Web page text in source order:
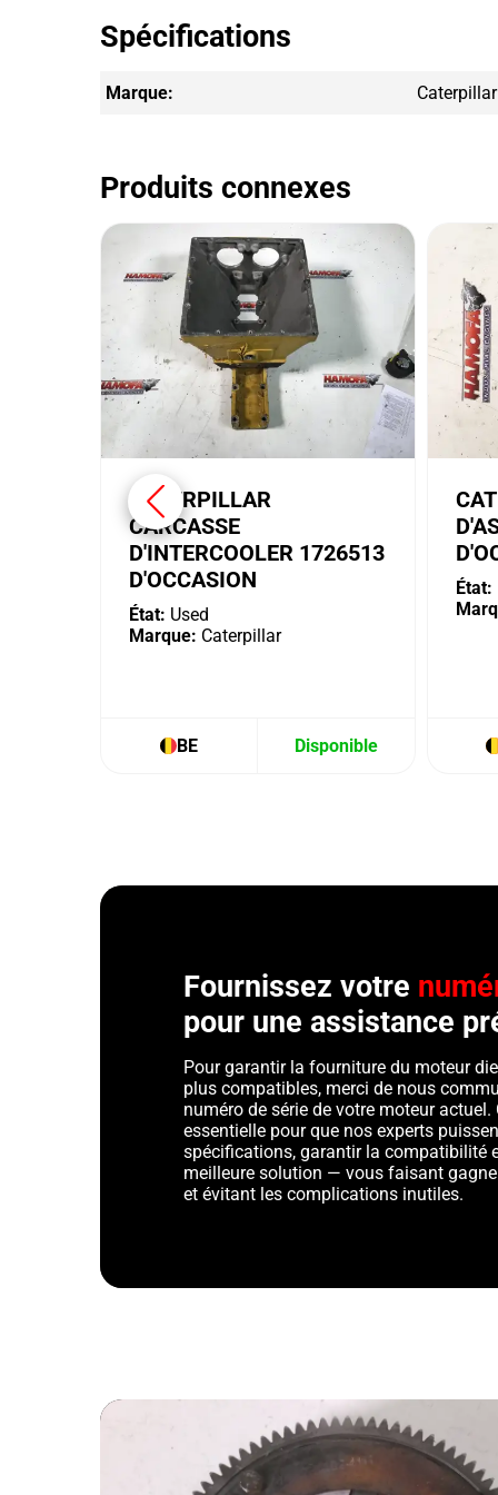
Spécifications
Marque: Caterpillar
Produits connexes
CATERPILLAR
CARCASSE
D'INTERCOOLER 1726513
D'OCCASION
État: Used
Marque: Caterpillar
BE Disponible
État:
Fournissez votre
pour une assistance
Pour garantir la fourniture du moteur
plus compatibles, merci de nous
numéro de série de votre moteur
essentielle pour que nos experts
spécifications, garantir la compatibilité
meilleure solution — vous faisant
et évitant les complications inutiles.